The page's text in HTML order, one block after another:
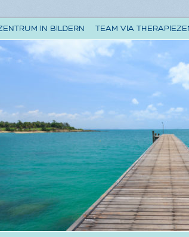
IN BILDERN TEAM VIA